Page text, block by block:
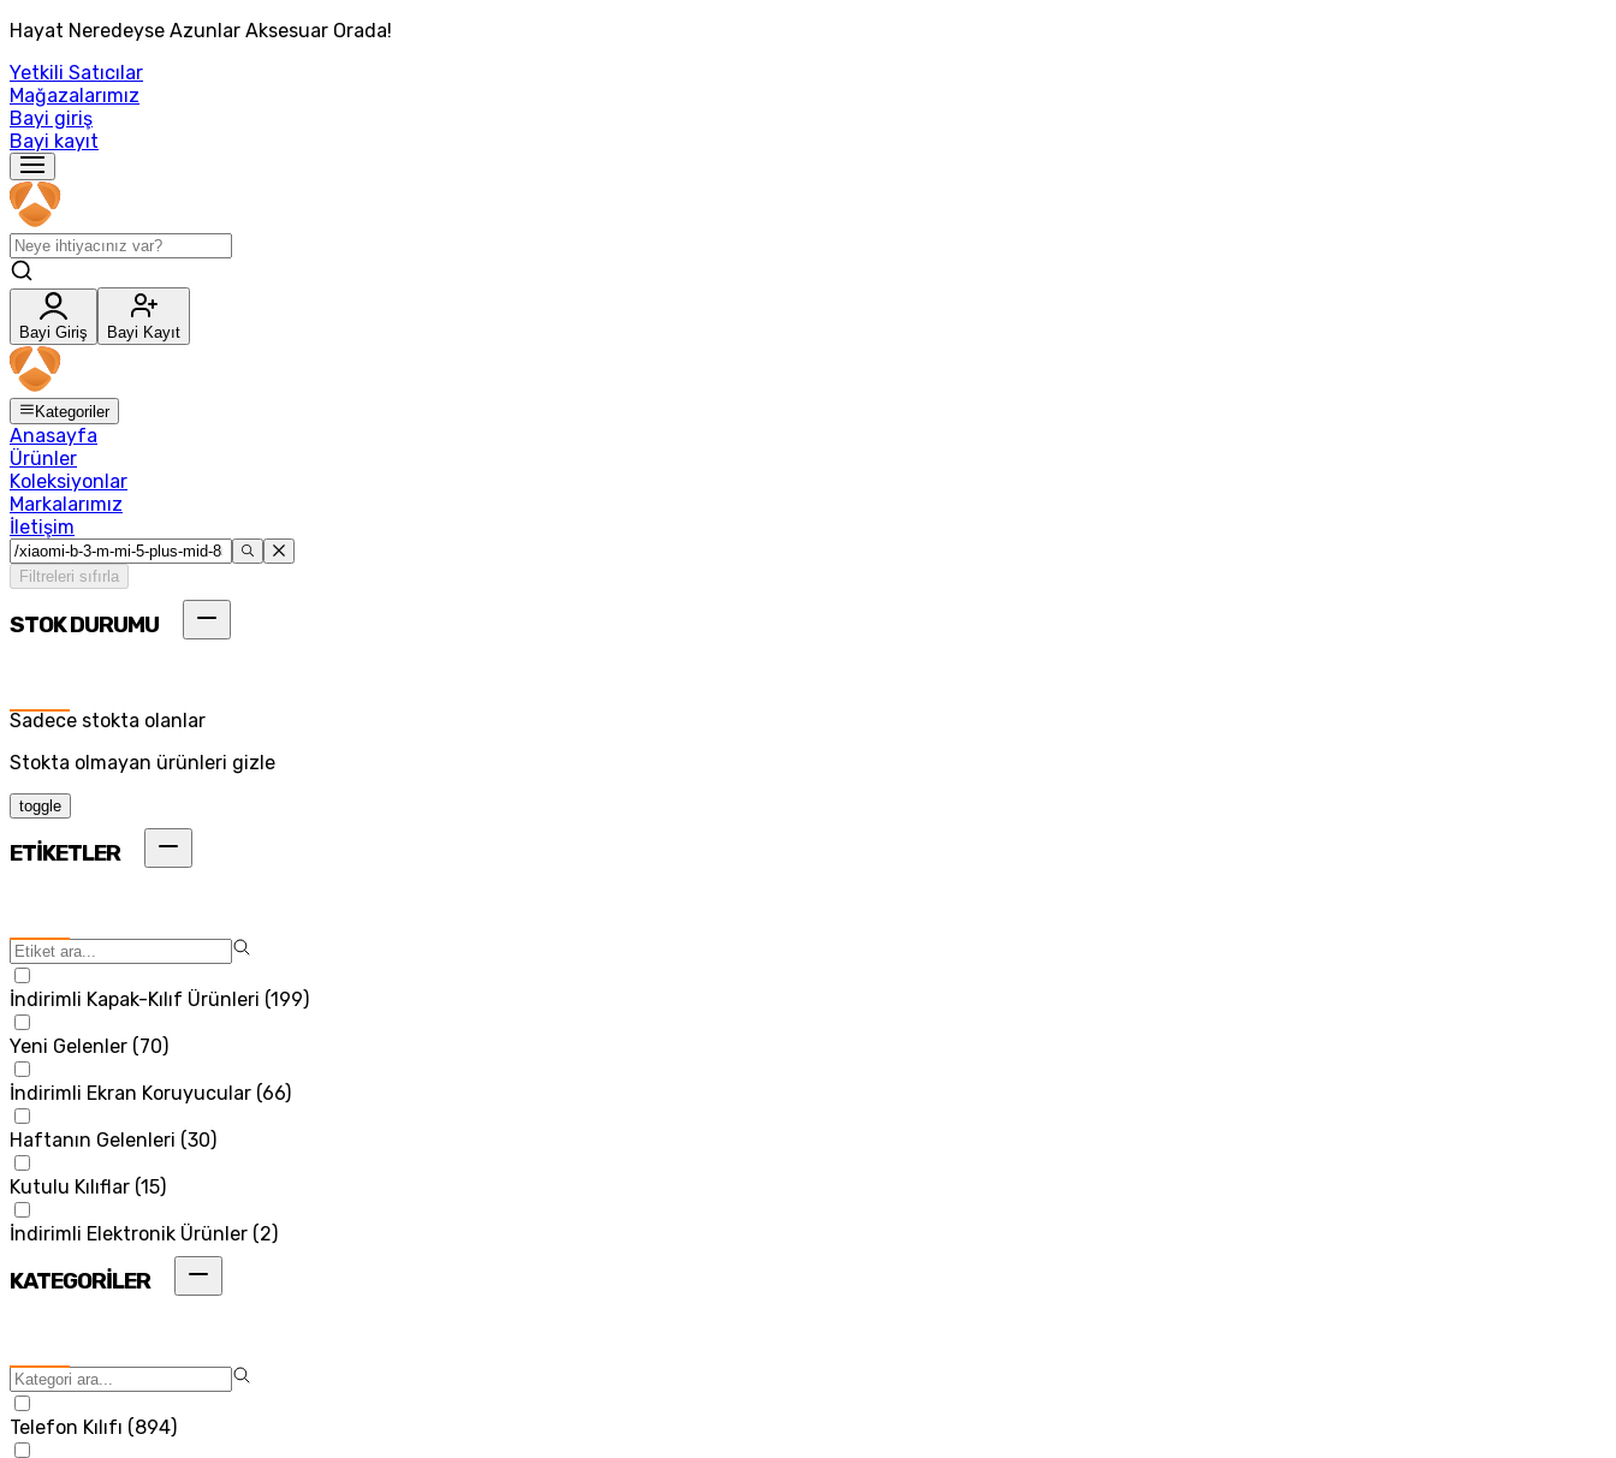
Hayat Neredeyse Azunlar Aksesuar Orada!
Yetkili Satıcılar
Mağazalarımız
Bayi giriş
Bayi kayıt
Bayi Giriş Bayi Kayıt
Kategoriler
Anasayfa
Ürünler
Koleksiyonlar
Markalarımız
İletişim
Filtreleri sıfırla
STOK DURUMU
Sadece stokta olanlar
Stokta olmayan ürünleri gizle
toggle
ETİKETLER
İndirimli Kapak-Kılıf Ürünleri (199)
Yeni Gelenler (70)
İndirimli Ekran Koruyucular (66)
Haftanın Gelenleri (30)
Kutulu Kılıflar (15)
İndirimli Elektronik Ürünler (2)
KATEGORİLER
Telefon Kılıfı (894)